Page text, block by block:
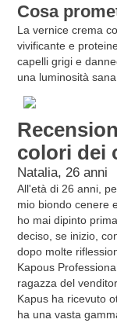
Cosa
La vernice crema
vivificante e
capelli grigi e
una luminosità
colori dei
Natalia, 26 anni
All'età di 26 anni,
mio biondo cenere
ho mai dipinto
deciso, se inizio,
dopo molte
Kapous
ragazza del
Kapus ha ricevuto
ha una vasta